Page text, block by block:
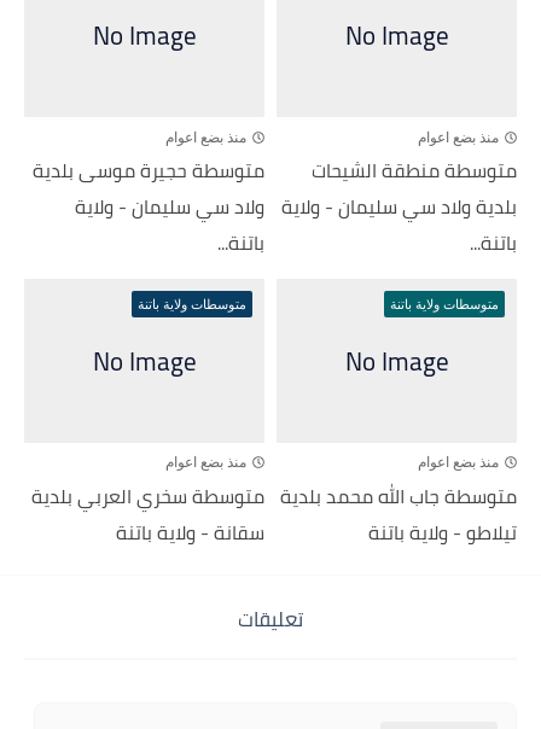
منذ بضع اعوام
متوسطة منطقة الشيحات
بلدية ولاد سي سليمان - ولاية
باتنة...
منذ بضع اعوام
متوسطة حجيرة موسى بلدية
ولاد سي سليمان - ولاية
باتنة...
متوسطات ولاية باتنة
منذ بضع اعوام
متوسطة جاب الله محمد بلدية
تيلاطو - ولاية باتنة
متوسطات ولاية باتنة
منذ بضع اعوام
متوسطة سخري العربي بلدية
سقانة - ولاية باتنة
تعليقات